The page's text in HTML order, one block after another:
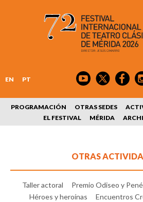
EN PT
PROGRAMACIÓN OTRAS SEDES
EL FESTIVAL
MÉRIDA
OTRAS
Taller actoral Premio Odiseo y
Héroes y heroínas
Encuentros